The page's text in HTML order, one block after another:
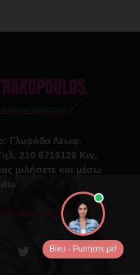
Γλυφάδα Λεωφ.
210 6716126 Κιν.
μιλήσετε και μέσω
Βίκυ - Ρωτήστε με!